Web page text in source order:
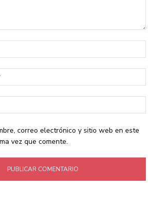
correo electrónico y sitio web en este
vez que comente.